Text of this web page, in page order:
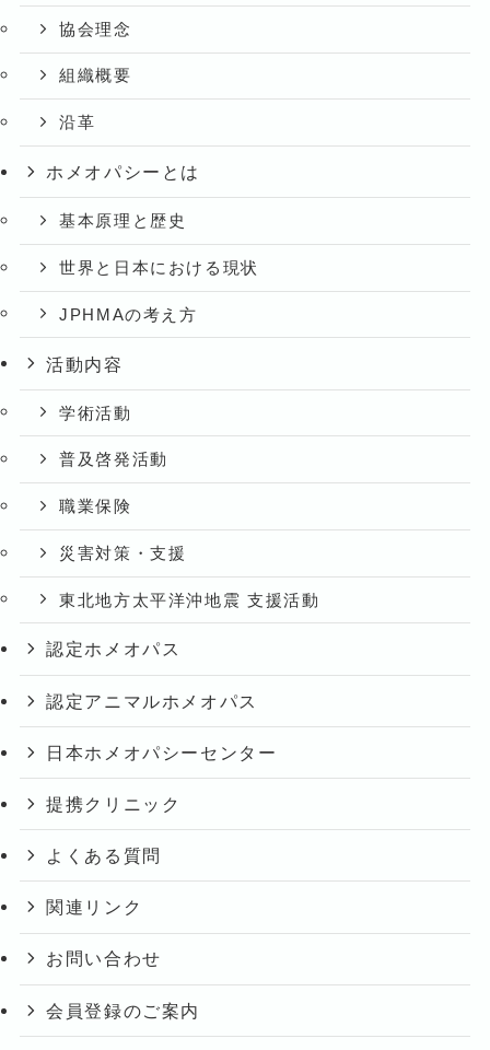
協会理念
組織概要
沿革
ホメオパシーとは
基本原理と歴史
世界と日本における現状
JPHMAの考え方
活動内容
学術活動
普及啓発活動
職業保険
災害対策・支援
東北地方太平洋沖地震 支援活動
認定ホメオパス
認定アニマルホメオパス
日本ホメオパシーセンター
提携クリニック
よくある質問
関連リンク
お問い合わせ
会員登録のご案内